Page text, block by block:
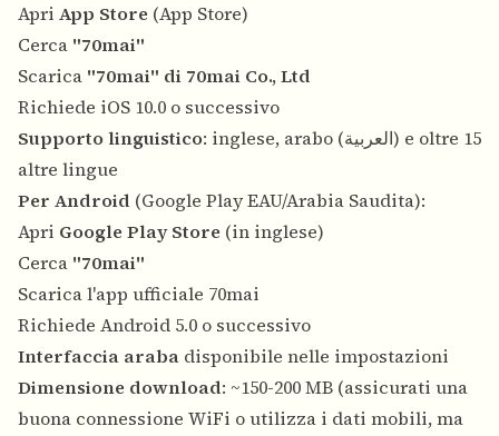
Apri App Store (App Store)
Cerca "70mai"
Scarica "70mai" di 70mai Co., Ltd
Richiede iOS 10.0 o successivo
Supporto linguistico: inglese, arabo (العربية) e oltre 15
altre lingue
Per Android (Google Play EAU/Arabia Saudita):
Apri Google Play Store (in inglese)
Cerca "70mai"
Scarica l'app ufficiale 70mai
Richiede Android 5.0 o successivo
Interfaccia araba disponibile nelle impostazioni
Dimensione download: ~150-200 MB (assicurati una
buona connessione WiFi o utilizza i dati mobili, ma